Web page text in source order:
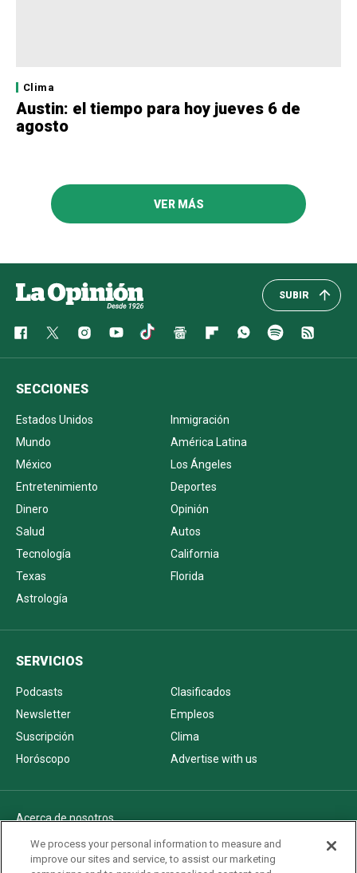
Clima
Austin: el tiempo para hoy jueves 6 de
agosto
VER MÁS
SUBIR
SECCIONES
Estados Unidos
Inmigración
Mundo
América Latina
México
Los Ángeles
Entretenimiento
Deportes
Dinero
Opinión
Salud
Autos
Tecnología
California
Texas
Florida
Astrología
SERVICIOS
Podcasts
Clasificados
Newsletter
Empleos
Suscripción
Clima
Horóscopo
Advertise with us
Acerca de nosotros
Politica de privacidad
Pautas Editoriales
We process your personal information to measure and
improve our sites and service, to assist our marketing